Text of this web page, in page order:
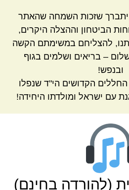
יתברך שזכות השמחה שהאתר
הביטחון וההצלה היקרים,
להצליחם במשימתם הקשה
– בריאים ושלמים בגוף
ובנפש!
החללים הקדושים הי"ד שנפלו
עם ישראל ומולדתו היחידה!
(להורדה בחינם)